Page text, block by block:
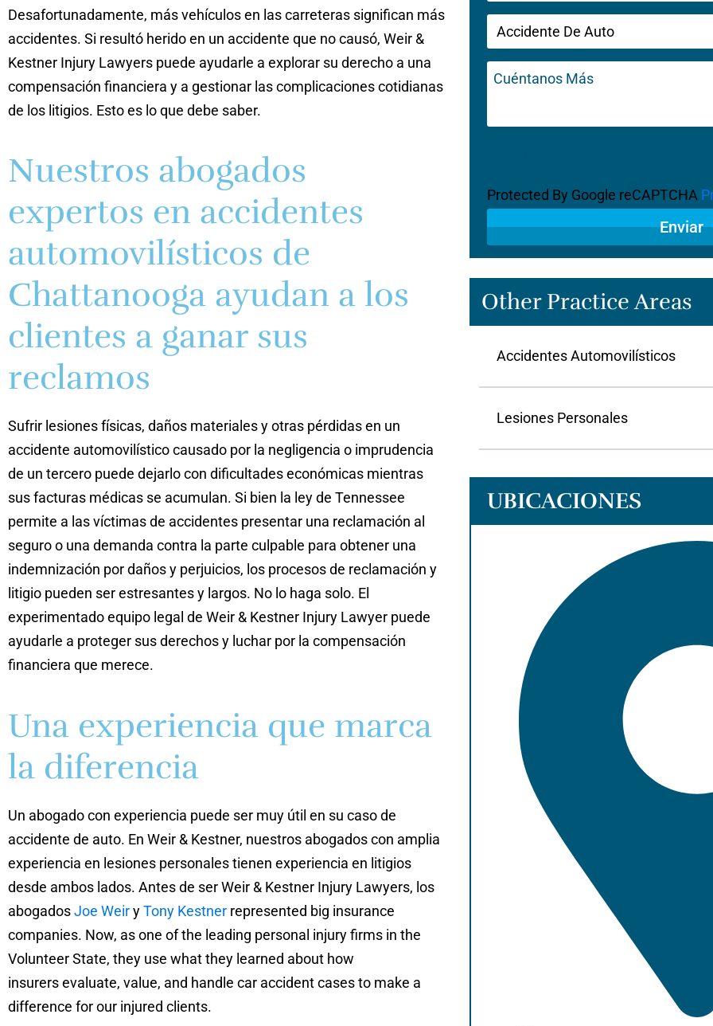
Desafortunadamente, más vehículos en las carreteras significan más
accidentes. Si resultó herido en un accidente que no causó, Weir &
Kestner Injury Lawyers puede ayudarle a explorar su derecho a una
compensación financiera y a gestionar las complicaciones cotidianas
de los litigios. Esto es lo que debe saber.
Nuestros abogados
expertos en accidentes
automovilísticos de
Chattanooga ayudan a los
clientes a ganar sus
reclamos
Sufrir lesiones físicas, daños materiales y otras pérdidas en un
accidente automovilístico causado por la negligencia o imprudencia
de un tercero puede dejarlo con dificultades económicas mientras
sus facturas médicas se acumulan. Si bien la ley de Tennessee
permite a las víctimas de accidentes presentar una reclamación al
seguro o una demanda contra la parte culpable para obtener una
indemnización por daños y perjuicios, los procesos de reclamación y
litigio pueden ser estresantes y largos. No lo haga solo. El
experimentado equipo legal de Weir & Kestner Injury Lawyer puede
ayudarle a proteger sus derechos y luchar por la compensación
financiera que merece.
Una experiencia que marca
la diferencia
Un abogado con experiencia puede ser muy útil en su caso de
accidente de auto. En Weir & Kestner, nuestros abogados con amplia
experiencia en lesiones personales tienen experiencia en litigios
desde ambos lados. Antes de ser Weir & Kestner Injury Lawyers, los
abogadosJoe WeiryTony Kestner represented big insurance
companies. Now, as one of the leading personal injury firms in the
Volunteer State, they use what they learned about how
insurers evaluate, value, and handle car accident cases to make a
difference for our injured clients.
Untitled
(Obligatorio)
Cuéntanos
Más
Protected By Google reCAPTCHA
Other Practice Areas
Accidentes Automovilísticos
Lesiones Personales
UBICACIONES